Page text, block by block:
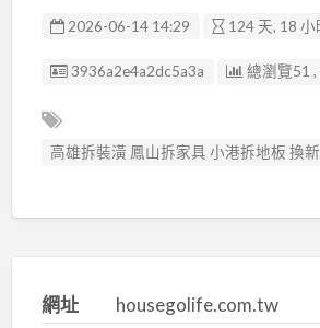
2026-06-14 14:29 124 天, 18 小
廣告编號
3936a2e4a2dc5a3a 總瀏覽51
高雄拆裝潢 鳳山拆家具 小港拆地板 換
網址
housegolife.com.tw